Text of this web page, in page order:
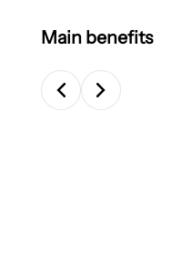
Main benefits